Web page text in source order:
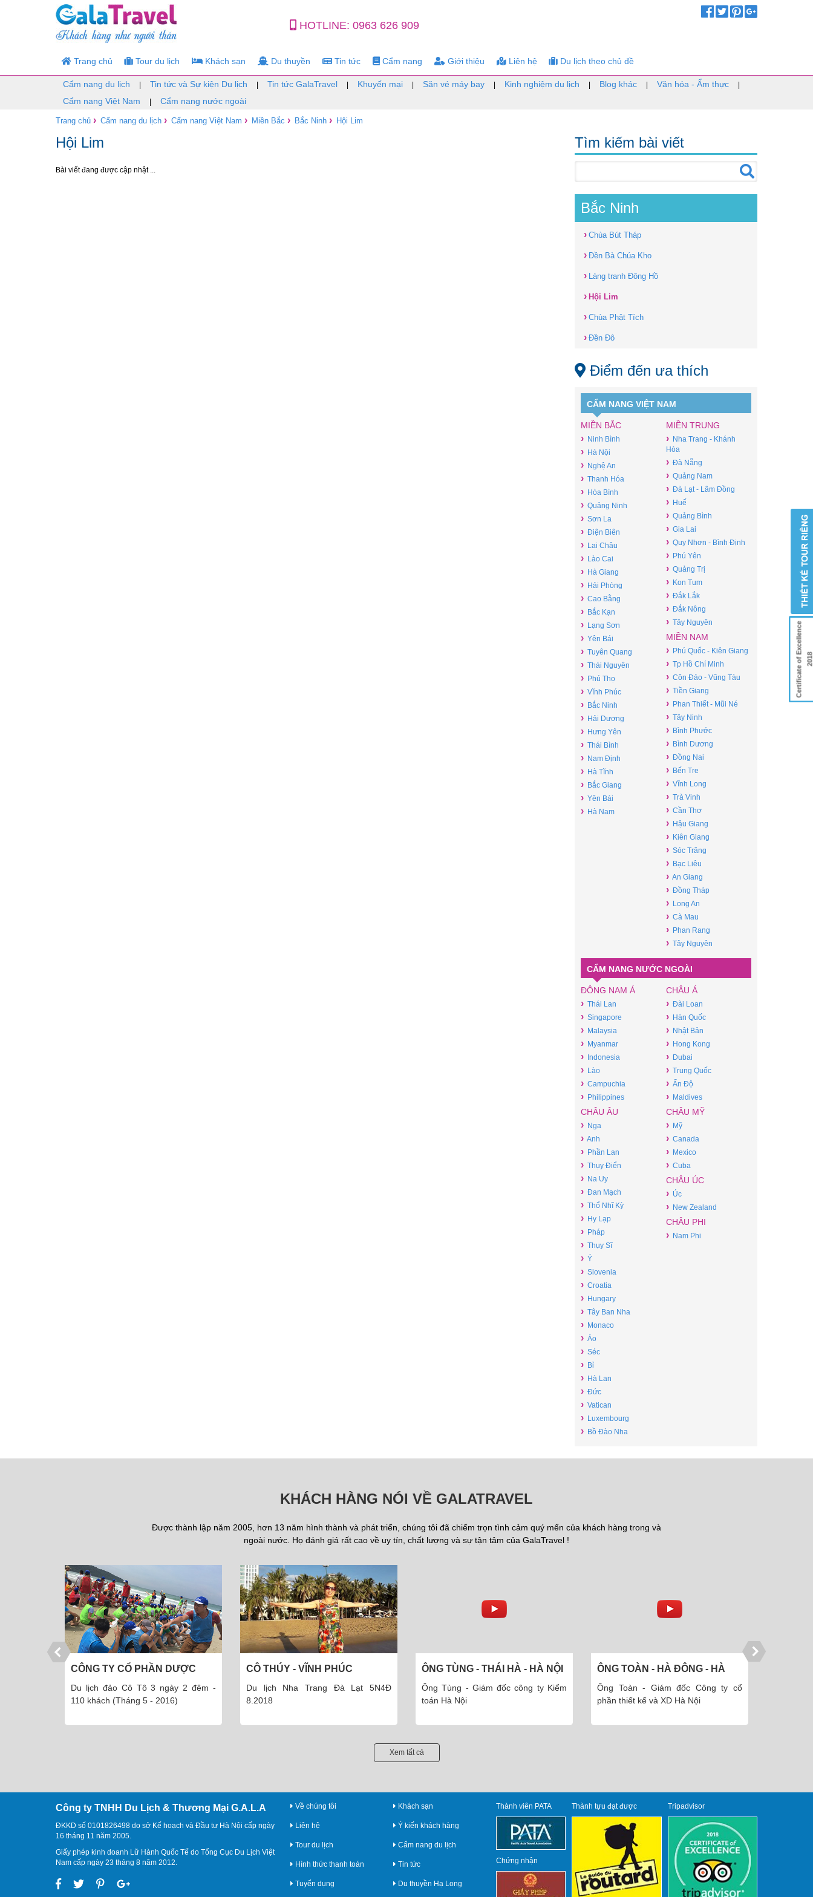
HOTLINE: 0963 626 909
Trang chủ Tour du lịch Khách sạn Du thuyền Tin tức Cẩm nang Giới thiệu Liên hệ Du lịch theo chủ đề
Cẩm nang du lịch Tin tức và Sự kiện Du lịch Tin tức GalaTravel Khuyến mại Săn vé máy bay Kinh nghiệm du lịch Blog khác Văn hóa - Ẩm thực
Cẩm nang Việt Nam Cẩm nang nước ngoài
Trang chủ › Cẩm nang du lịch › Cẩm nang Việt Nam › Miền Bắc › Bắc Ninh › Hội Lim
Hội Lim
Bài viết đang được cập nhật ...
Tìm kiếm bài viết
Bắc Ninh
› Chùa Bút Tháp
› Đền Bà Chúa Kho
› Làng tranh Đông Hồ
› Hội Lim
› Chùa Phật Tích
› Đền Đô
Điểm đến ưa thích
CẨM NANG VIỆT NAM
MIỀN BẮC
› Ninh Bình
› Hà Nội
› Nghệ An
› Thanh Hóa
› Hòa Bình
› Quảng Ninh
› Sơn La
› Điện Biên
› Lai Châu
› Lào Cai
› Hà Giang
› Hải Phòng
› Cao Bằng
› Bắc Kạn
› Lạng Sơn
› Yên Bái
› Tuyên Quang
› Thái Nguyên
› Phú Thọ
› Vĩnh Phúc
› Bắc Ninh
› Hải Dương
› Hưng Yên
› Thái Bình
› Nam Định
› Hà Tĩnh
› Bắc Giang
› Yên Bái
› Hà Nam
MIỀN TRUNG
› Nha Trang - Khánh
Hòa
› Đà Nẵng
› Quảng Nam
› Đà Lạt - Lâm Đồng
› Huế
› Quảng Bình
› Gia Lai
› Quy Nhơn - Bình Định
› Phú Yên
› Quảng Trị
› Kon Tum
› Đắk Lắk
› Đắk Nông
› Tây Nguyên
MIỀN NAM
› Phú Quốc - Kiên Giang
› Tp Hồ Chí Minh
› Côn Đảo - Vũng Tàu
› Tiền Giang
› Phan Thiết - Mũi Né
› Tây Ninh
› Bình Phước
› Bình Dương
› Đồng Nai
› Bến Tre
› Vĩnh Long
› Trà Vinh
› Cần Thơ
› Hậu Giang
› Kiên Giang
› Sóc Trăng
› Bạc Liêu
› An Giang
› Đồng Tháp
› Long An
› Cà Mau
› Phan Rang
› Tây Nguyên
CẨM NANG NƯỚC NGOÀI
ĐÔNG NAM Á
› Thái Lan
› Singapore
› Malaysia
› Myanmar
› Indonesia
› Lào
› Campuchia
› Philippines
CHÂU Á
› Đài Loan
› Hàn Quốc
› Nhật Bản
› Hong Kong
› Dubai
› Trung Quốc
› Ấn Độ
› Maldives
CHÂU ÂU
› Nga
› Anh
› Phần Lan
› Thụy Điển
› Na Uy
› Đan Mạch
› Thổ Nhĩ Kỳ
› Hy Lạp
› Pháp
› Thụy Sĩ
› Ý
› Slovenia
› Croatia
› Hungary
› Tây Ban Nha
› Monaco
› Áo
› Séc
› Bỉ
› Hà Lan
› Đức
› Vatican
› Luxembourg
› Bồ Đào Nha
CHÂU MỸ
› Mỹ
› Canada
› Mexico
› Cuba
CHÂU ÚC
› Úc
› New Zealand
CHÂU PHI
› Nam Phi
KHÁCH HÀNG NÓI VỀ GALATRAVEL
Được thành lập năm 2005, hơn 13 năm hình thành và phát triển, chúng tôi đã chiếm trọn tình cảm quý mến của khách hàng trong và
ngoài nước. Họ đánh giá rất cao về uy tín, chất lượng và sự tận tâm của GalaTravel !
CÔNG TY CỔ PHẦN DƯỢC
Du lịch đảo Cô Tô 3 ngày 2 đêm -
110 khách (Tháng 5 - 2016)
CÔ THÚY - VĨNH PHÚC
Du lịch Nha Trang Đà Lạt 5N4Đ
8.2018
ÔNG TÙNG - THÁI HÀ - HÀ NỘI
Ông Tùng - Giám đốc công ty Kiểm
toán Hà Nội
ÔNG TOÀN - HÀ ĐÔNG - HÀ
NỘI
Ông Toàn - Giám đốc Công ty cổ
phần thiết kế và XD Hà Nội
Xem tất cả
Công ty TNHH Du Lịch & Thương Mại G.A.L.A
ĐKKD số 0101826498 do sở Kế hoạch và Đầu tư Hà Nội cấp ngày
16 tháng 11 năm 2005.
Giấy phép kinh doanh Lữ Hành Quốc Tế do Tổng Cục Du Lịch Việt
Nam cấp ngày 23 tháng 8 năm 2012.
Về chúng tôi
Liên hệ
Tour du lịch
Hình thức thanh toán
Tuyển dụng
Khách sạn
Ý kiến khách hàng
Cẩm nang du lịch
Tin tức
Du thuyền Hạ Long
Thành viên PATA
Chứng nhận
Thành tựu đạt được Tripadvisor
Certificate of Excellence 2018